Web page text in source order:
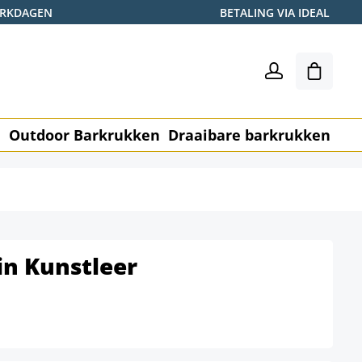
BETALING VIA IDEAL
Outdoor Barkrukken Draaibare barkrukken
Kunstleer